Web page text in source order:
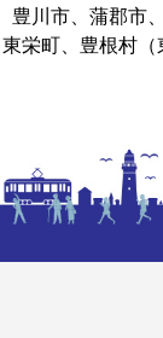
豊川市、蒲郡市
栄町、豊根村（